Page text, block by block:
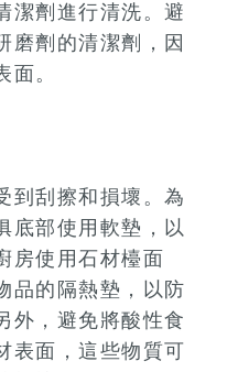
潔劑進行清洗。避
磨劑的清潔劑，因
面。
到刮擦和損壞。為
底部使用軟墊，以
房使用石材檯面
品的隔熱墊，以防
外，避免將酸性食
表面，這些物質可